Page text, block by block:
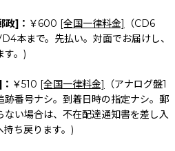
政]： ￥600 [全国一律料金]
（CD6
本まで。先払い。対面でお届けし、
す。)
￥510 [全国一律料金]
（アナログ盤1
番号ナシ。到着日時の指定ナシ。郵
い場合は、不在配達通知書を差し入
ち戻ります。)